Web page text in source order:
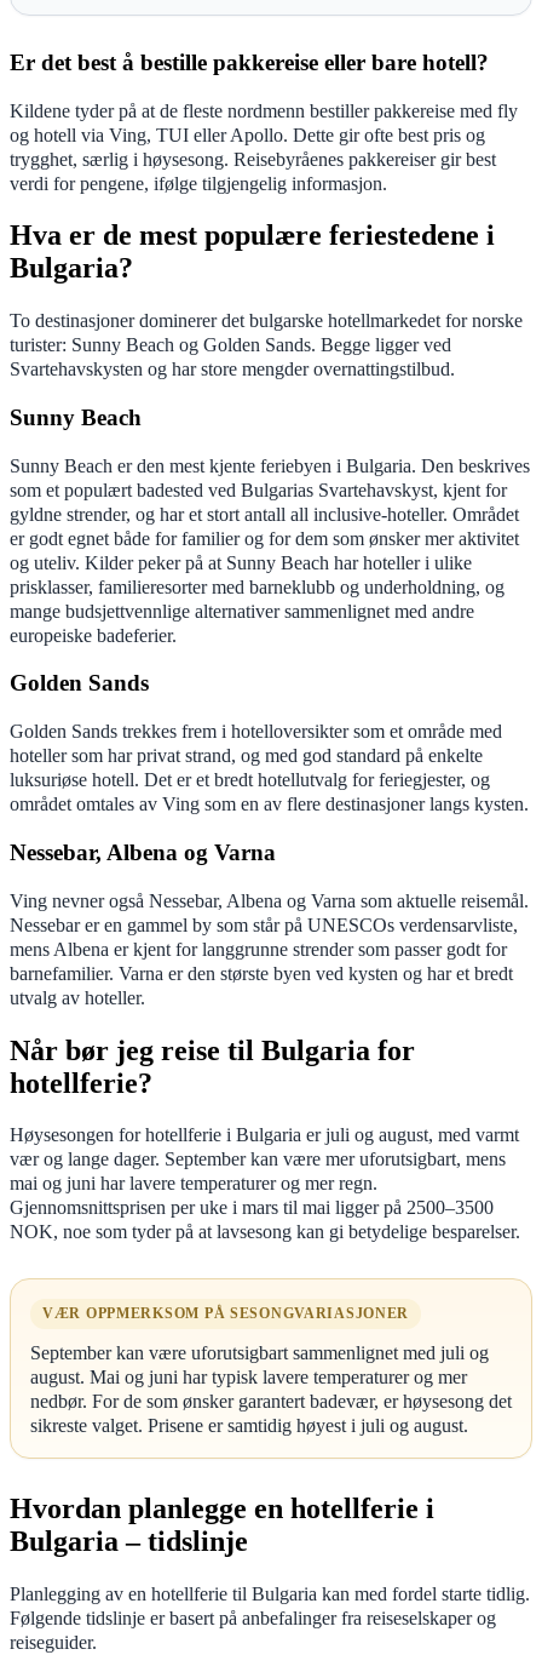
Er det best å bestille pakkereise eller bare hotell?
Kildene tyder på at de fleste nordmenn bestiller pakkereise med fly
og hotell via Ving, TUI eller Apollo. Dette gir ofte best pris og
trygghet, særlig i høysesong. Reisebyråenes pakkereiser gir best
verdi for pengene, ifølge tilgjengelig informasjon.
Hva er de mest populære feriestedene i
Bulgaria?
To destinasjoner dominerer det bulgarske hotellmarkedet for norske
turister: Sunny Beach og Golden Sands. Begge ligger ved
Svartehavskysten og har store mengder overnattingstilbud.
Sunny Beach
Sunny Beach er den mest kjente feriebyen i Bulgaria. Den beskrives
som et populært badested ved Bulgarias Svartehavskyst, kjent for
gyldne strender, og har et stort antall all inclusive-hoteller. Området
er godt egnet både for familier og for dem som ønsker mer aktivitet
og uteliv. Kilder peker på at Sunny Beach har hoteller i ulike
prisklasser, familieresorter med barneklubb og underholdning, og
mange budsjettvennlige alternativer sammenlignet med andre
europeiske badeferier.
Golden Sands
Golden Sands trekkes frem i hotelloversikter som et område med
hoteller som har privat strand, og med god standard på enkelte
luksuriøse hotell. Det er et bredt hotellutvalg for feriegjester, og
området omtales av Ving som en av flere destinasjoner langs kysten.
Nessebar, Albena og Varna
Ving nevner også Nessebar, Albena og Varna som aktuelle reisemål.
Nessebar er en gammel by som står på UNESCOs verdensarvliste,
mens Albena er kjent for langgrunne strender som passer godt for
barnefamilier. Varna er den største byen ved kysten og har et bredt
utvalg av hoteller.
Når bør jeg reise til Bulgaria for
hotellferie?
Høysesongen for hotellferie i Bulgaria er juli og august, med varmt
vær og lange dager. September kan være mer uforutsigbart, mens
mai og juni har lavere temperaturer og mer regn.
Gjennomsnittsprisen per uke i mars til mai ligger på 2500–3500
NOK, noe som tyder på at lavsesong kan gi betydelige besparelser.
VÆR OPPMERKSOM PÅ SESONGVARIASJONER
September kan være uforutsigbart sammenlignet med juli og
august. Mai og juni har typisk lavere temperaturer og mer
nedbør. For de som ønsker garantert badevær, er høysesong det
sikreste valget. Prisene er samtidig høyest i juli og august.
Hvordan planlegge en hotellferie i
Bulgaria – tidslinje
Planlegging av en hotellferie til Bulgaria kan med fordel starte tidlig.
Følgende tidslinje er basert på anbefalinger fra reiseselskaper og
reiseguider.